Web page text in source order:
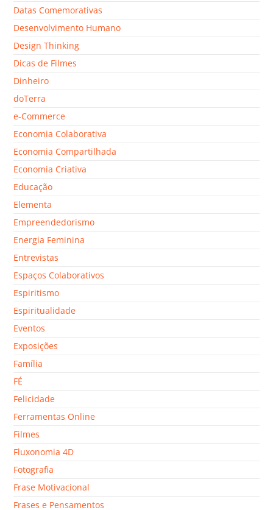
Datas Comemorativas
Desenvolvimento Humano
Design Thinking
Dicas de Filmes
Dinheiro
doTerra
e-Commerce
Economia Colaborativa
Economia Compartilhada
Economia Criativa
Educação
Elementa
Empreendedorismo
Energia Feminina
Entrevistas
Espaços Colaborativos
Espiritismo
Espiritualidade
Eventos
Exposições
Família
FÉ
Felicidade
Ferramentas Online
Filmes
Fluxonomia 4D
Fotografia
Frase Motivacional
Frases e Pensamentos